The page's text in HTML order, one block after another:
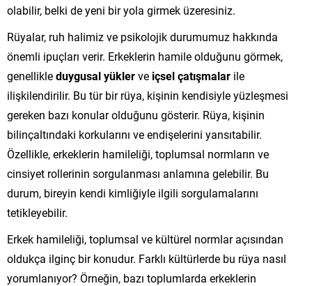
olabilir, belki de yeni bir yola girmek üzeresiniz.
Rüyalar, ruh halimiz ve psikolojik durumumuz hakkında
önemli ipuçları verir. Erkeklerin hamile olduğunu görmek,
genellikleduygusal yüklerve içsel çatışmalar ile
ilişkilendirilir. Bu tür bir rüya, kişinin kendisiyle yüzleşmesi
gereken bazı konular olduğunu gösterir. Rüya, kişinin
bilinçaltındaki korkularını ve endişelerini yansıtabilir.
Özellikle, erkeklerin hamileliği, toplumsal normların ve
cinsiyet rollerinin sorgulanması anlamına gelebilir. Bu
durum, bireyin kendi kimliğiyle ilgili sorgulamalarını
tetikleyebilir.
Erkek hamileliği, toplumsal ve kültürel normlar açısından
oldukça ilginç bir konudur. Farklı kültürlerde bu rüya nasıl
yorumlanıyor? Örneğin, bazı toplumlarda erkeklerin